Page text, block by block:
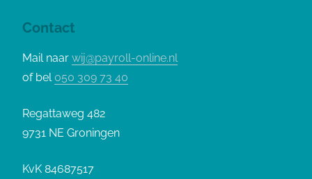
Contact
Mail naar wij@payroll-online.nl
of bel 050 309 73 40
Regattaweg 482
9731 NE Groningen
KvK 84687517